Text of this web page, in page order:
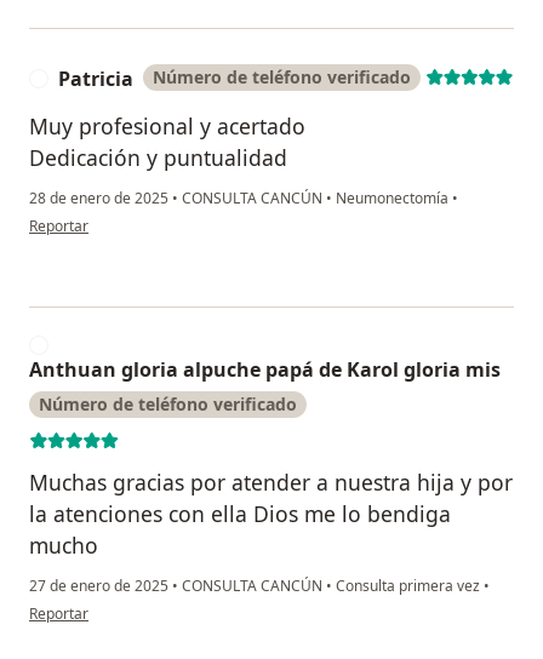
Patricia Número de teléfono verificado
Muy profesional y acertado
Dedicación y puntualidad
28 de enero de 2025 • CONSULTA CANCÚN • Neumonectomía •
en opinión del usuario Patricia
Reportar
Anthuan gloria alpuche papá de Karol gloria mis
Número de teléfono verificado
Muchas gracias por atender a nuestra hija y por
la atenciones con ella Dios me lo bendiga
mucho
27 de enero de 2025 • CONSULTA CANCÚN • Consulta primera vez •
en opinión del usuario Anthuan gloria alpuche papá de Karol gloria mis
Reportar